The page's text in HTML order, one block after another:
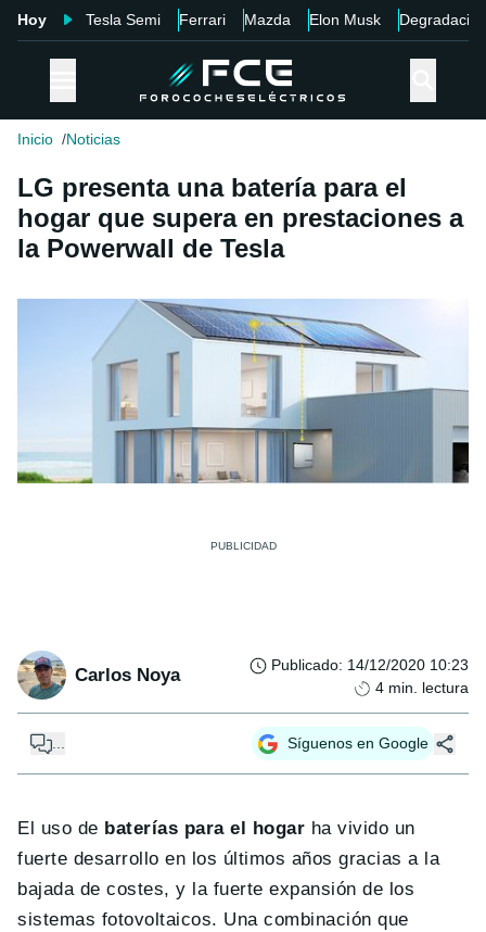
Hoy Tesla Semi Ferrari Mazda Elon Musk Degradación
Inicio Noticias
LG presenta una batería para el
hogar que supera en prestaciones a
la Powerwall de Tesla
Carlos Noya Publicado: 14/12/2020 10:23
4 min. lectura
... Síguenos en Google
El uso de baterías para el hogar ha vivido un
fuerte desarrollo en los últimos años gracias a la
bajada de costes, y la fuerte expansión de los
sistemas fotovoltaicos. Una combinación que